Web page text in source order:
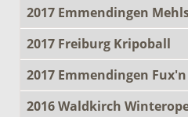
2017 Emmendingen
2017 Freiburg Kripoball
2017 Emmendingen Fux'n
2016 Waldkirch